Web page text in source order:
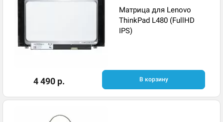
Матрица для Lenovo
ThinkPad L480 (FullHD
IPS)
4 490 р. В корзину